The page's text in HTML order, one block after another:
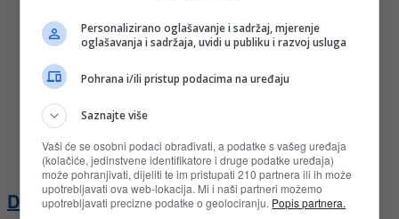
DM nagradna igra za gratis kupovinu u BiH
Personalizirano oglašavanje i sadržaj, mjerenje
oglašavanja i sadržaja, uvidi u publiku i razvoj usluga
Pohrana i/ili pristup podacima na uređaju
Saznajte više
Vaši će se osobni podaci obrađivati, a podatke s vašeg uređaja
(kolačiće, jedinstvene identifikatore i druge podatke uređaja)
može pohranjivati, dijeliti te im pristupati 210 partnera ili ih može
upotrebljavati ova web-lokacija. Mi i naši partneri možemo
upotrebljavati precizne podatke o geolociranju. Popis partnera.